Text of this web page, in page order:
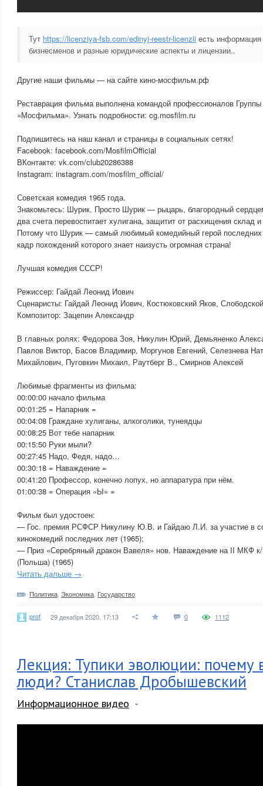
Тут https://licenziya-fsb.com/edinyj-reestr-licenzii есть информация
бизнесменов и разные юридические аспекты и лицензии..
Другие наши фильмы — на сайте кино-мосфильм.рф
Реставрация фильма выполнена командой профессионалов
«Мосфильма». Узнать подробности: cg.mosfilm.ru
Подпишитесь на наш канал и страницы в социальных сетях!
Facebook: facebook.com/MosfilmOfficial
ВКонтакте: vk.com/club20286388
Instagram: instagram.com/mosfilm_official/
Советская комедия 1965 года.
Знакомьтесь: Шурик. Просто Шурик — рыцарь, благородный
два счета перевоспитает хулигана, защитит от расхищения склад
Потому что Шурик — самый любимый комедийный герой последних
кадр похождений которого знает наизусть огромная страна!
Лучшая комедия СССР!
Режиссер: Гайдай Леонид Иович
Сценаристы: Гайдай Леонид Иович, Костюковский Яков,
Композитор: Зацепин Александр
В главных ролях: Федорова Зоя, Никулин Юрий, Демьяненко
Павлов Виктор, Басов Владимир, Моргунов Евгений, Селезнева
Михайлович, Пуговкин Михаил, Раутберг В., Смирнов Алексей
Любимые фрагменты из фильма:
00:00:00 начало фильма
00:01:25 = Напарник =
00:04:08 Граждане хулиганы, алкоголики, тунеядцы
00:08:25 Вот тебе напарник
00:15:50 Руки мыли?
00:27:45 Надо, Федя, надо…
00:30:18 = Наваждение =
00:41:20 Профессор, конечно лопух, но аппаратура при нём.
01:00:38 = Операция «Ы» =
Фильм был удостоен:
— Гос. премия РСФСР Никулину Ю.В. и Гайдаю Л.И. за участие в
кинокомедий последних лет (1965);
— Приз «Серебряный дракон Вавеля» нов. Наваждение на II МКФ
(Польша) (1965)
Читать дальше →
Политика Экономика Государство
prof 29 декабря 2020, 17:13 0 1112
Лекция: Тупики эволюции: почему
люди? Станислав Дробышевский
Информационное видео